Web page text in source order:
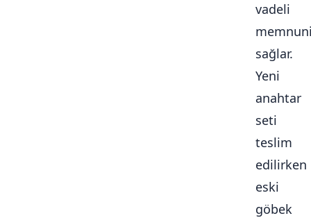
vadeli
sağlar.
Yeni
anahtar
seti
teslim
edilirken
eski
göbek